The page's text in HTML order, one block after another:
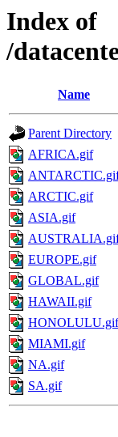
Index of
/
Name
Parent Directory
AFRICA.gif
ARCTIC.gif
ASIA.gif
EUROPE.gif
GLOBAL.gif
HAWAII.gif
HONOLULU.gif
MIAMI.gif
NA.gif
SA.gif